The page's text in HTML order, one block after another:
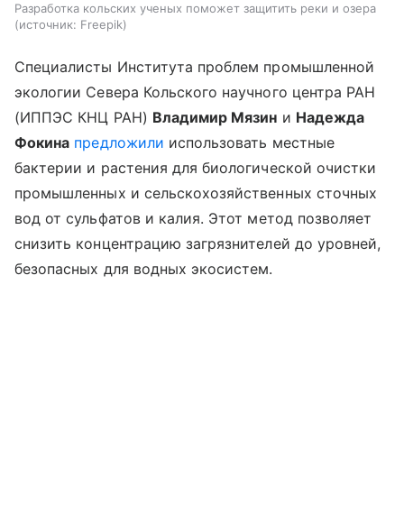
Разработка кольских ученых поможет защитить реки и озера
источник: Freepik
Специалисты Института проблем промышленной
экологии Севера Кольского научного центра РАН
(ИППЭС КНЦ РАН) Владимир Мязин и Надежда
Фокина предложили использовать местные
бактерии и растения для биологической очистки
промышленных и сельскохозяйственных сточных
вод от сульфатов и калия. Этот метод позволяет
снизить концентрацию загрязнителей до уровней,
безопасных для водных экосистем.